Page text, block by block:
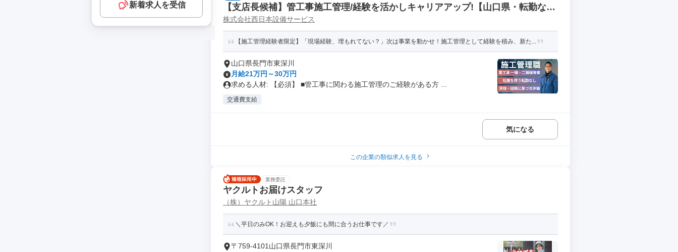
新着求人を受信
【支店長候補】管工事施工管理/経験を活かしキャリアアップ!【山口県・転勤な
し!】
株式会社西日本設備サービス
【施工管理経験者限定】「現場経験、埋もれてない？」次は事業を動かせ！施工管理として経験を積み、新た...
山口県長門市東深川
月給21万円～30万円
求める人材: 【必須】 ■管工事に関わる施工管理のご経験がある方 ...
交通費支給
気になる
この企業の類似求人を見る
業務委託
ヤクルトお届けスタッフ
（株）ヤクルト山陽 山口本社
＼平日のみOK！お迎えも夕飯にも間に合うお仕事です／
〒759-4101山口県長門市東深川